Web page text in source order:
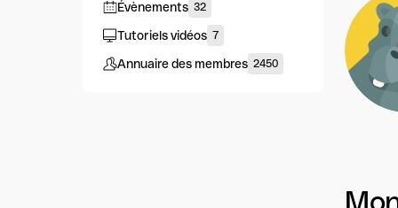
Évènements 32
Tutoriels vidéos 7
Annuaire des membres 2450